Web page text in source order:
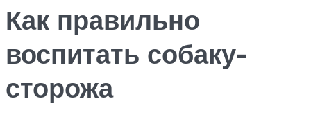
Как правильно
воспитать собаку-
сторожа